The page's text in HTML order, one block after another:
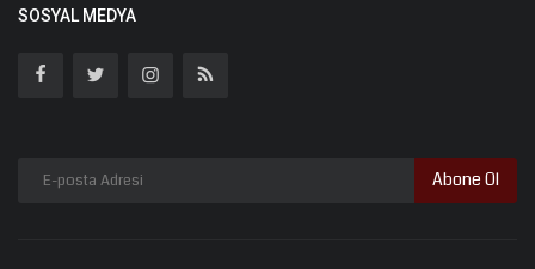
SOSYAL MEDYA
Abone Ol